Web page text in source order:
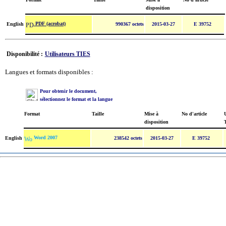
disposition
English PDF (acrobat) 990367 octets 2015-03-27 E 39752
Disponibilité : Utilisateurs TIES
Langues et formats disponibles :
Pour obtenir le document,
sélectionnez le format et la langue
Format Taille
Mise à
disposition
No d'article
English Word 2007 238542 octets 2015-03-27 E 39752